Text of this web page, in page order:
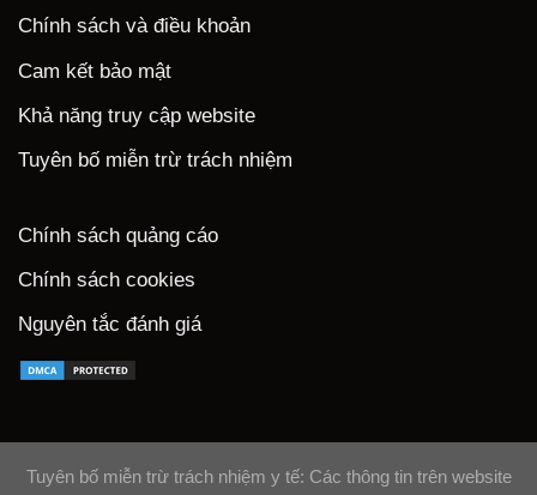
Chính sách và điều khoản
Cam kết bảo mật
Khả năng truy cập website
Tuyên bố miễn trừ trách nhiệm
Chính sách quảng cáo
Chính sách cookies
Nguyên tắc đánh giá
Tuyên bố miễn trừ trách nhiệm y tế: Các thông tin trên website